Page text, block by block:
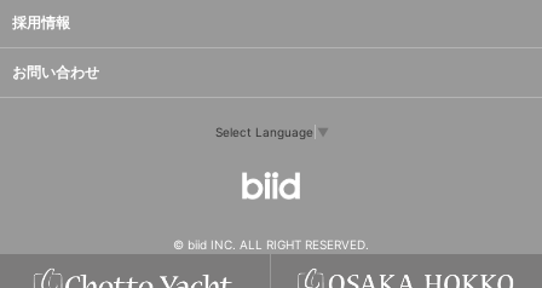
採用情報
お問い合わせ
Select Language ▼
© biid INC. ALL RIGHT RESERVED.